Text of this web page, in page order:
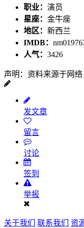
职业： 演员
星座： 金牛座
地区： 新西兰
IMDB：
人气： 3426
声明：资料来源于网络
发文章
留言
讨论
签到
举报
关于我们 联系我们 资